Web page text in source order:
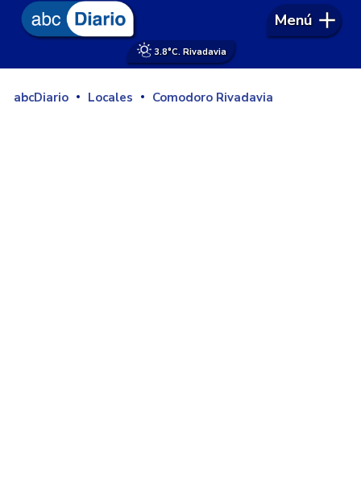
3.8°C. Rivadavia
Menú
abcDiario Locales Comodoro Rivadavia